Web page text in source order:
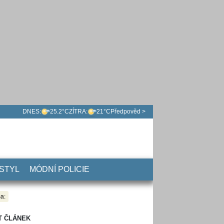
DNES: 25.2°CZÍTRA: 21°C Předpověd >
MÓDNÍ POLICIE
ČLÁNEK